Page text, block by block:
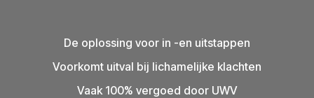
De oplossing voor in -en uitstappen
Voorkomt uitval bij lichamelijke klachten
Vaak 100% vergoed door UWV